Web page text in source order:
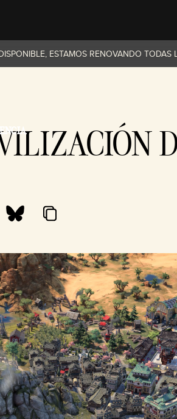
ESTAMOS RENOVANDO TODAS